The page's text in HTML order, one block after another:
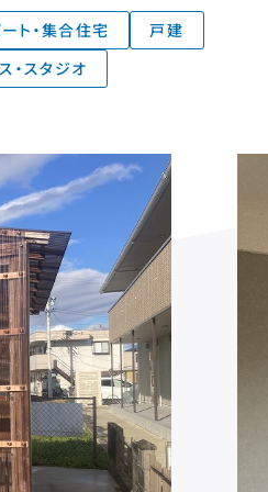
ト・集合住宅
戸建
・スタジオ